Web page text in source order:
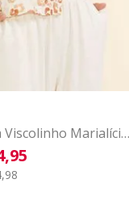
Viscolinho Marialícia
,95